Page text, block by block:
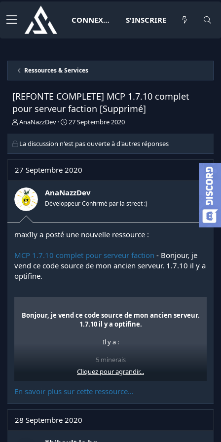
CONNEXION S'INSCRIRE
Ressources & Services
[REFONTE COMPLETE] MCP 1.7.10 complet
pour serveur faction [Supprimé]
I
t
i
a
t
u
r
d
e
a
i
s
u
s
o
AnaNazzDev
D
e
d
e
d
b
u
t
27 Septembre 2020
La discussion n'est pas ouverte à d'autres réponses
27 Septembre 2020
AnaNazzDev
Développeur Confirmé par la street :)
maxIly a posté une nouvelle ressource :
MCP 1.7.10 complet pour serveur faction - Bonjour, je
vend ce code source de mon ancien serveur. 1.7.10 il y a
optifine.
Bonjour, je vend ce code source de mon ancien serveur.
1.7.10 il y a optifine.
Il y a :
5 minerais
full stuff(armures et outils)
coffres modée
Cliquez pour agrandir...
En savoir plus sur cette ressource...
28 Septembre 2020